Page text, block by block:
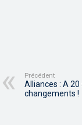
Précédent
Alliances : A
changements !